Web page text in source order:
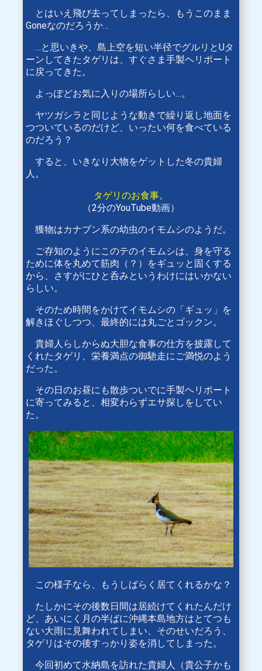
とはいえ飛び去ってしまったら、もうこのまま
Goneなのだろうか…
…と思いきや、島上空を短い半径でグルリとUタ
ーンしてきたタゲリは、すぐさま手製ヘリポート
に戻ってきた。
よっぽどお気に入りの場所らしい…。
ヤツガシラと同じような動きで繰り返し地面を
つついているのだけど、いったい何を食べている
のだろう？
すると、いきなり大物をゲットした冬の貴婦
人。
タゲリのお食事。
（2分のYouTube動画）
獲物はカナブン系の幼虫のイモムシのようだ。
ご存知のようにこのテのイモムシは、身を守る
ために体を丸めて筋肉（？）をギュッと固くする
から、さすがにひと呑みというわけにはいかない
らしい。
そのため時間をかけてイモムシの「ギュッ」を
解きほぐしつつ、最終的には丸ごとゴックン。
貴婦人らしからぬ大胆な食事の仕方を披露して
くれたタゲリ、栄養満点の御馳走にご満悦のよう
だった。
その日のお昼にも散歩ついでに手製ヘリポート
に寄ってみると、相変わらずエサ探しをしてい
た。
この様子なら、もうしばらく居てくれるかな？
たしかにその後数日間は居続けてくれたんだけ
ど、あいにく月の半ばに沖縄本島地方はとてつも
ない大雨に見舞われてしまい、そのせいだろう、
タゲリはその後すっかり姿を消してしまった。
今回初めて水納島を訪れた貴婦人（貴公子かも